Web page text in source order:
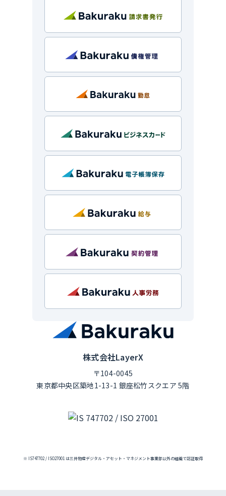
株式会社LayerX
〒104-0045
東京都中央区築地1-13-1 銀座松竹スクエア 5階
※ IS747702 / ISO27001 は三井物産デジタル・アセット・マネジメント事業部以外の組織で認証取得